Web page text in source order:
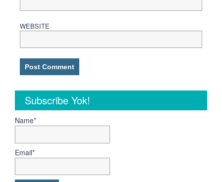
WEBSITE
Subscribe Yok!
Name*
Email*